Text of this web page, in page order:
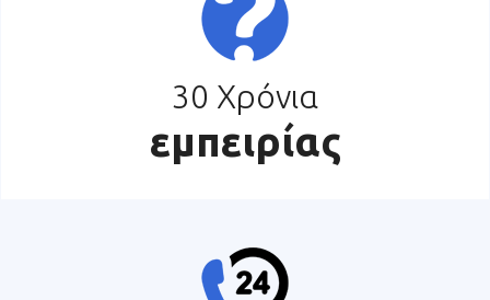
30 Χρόνια
εμπειρίας